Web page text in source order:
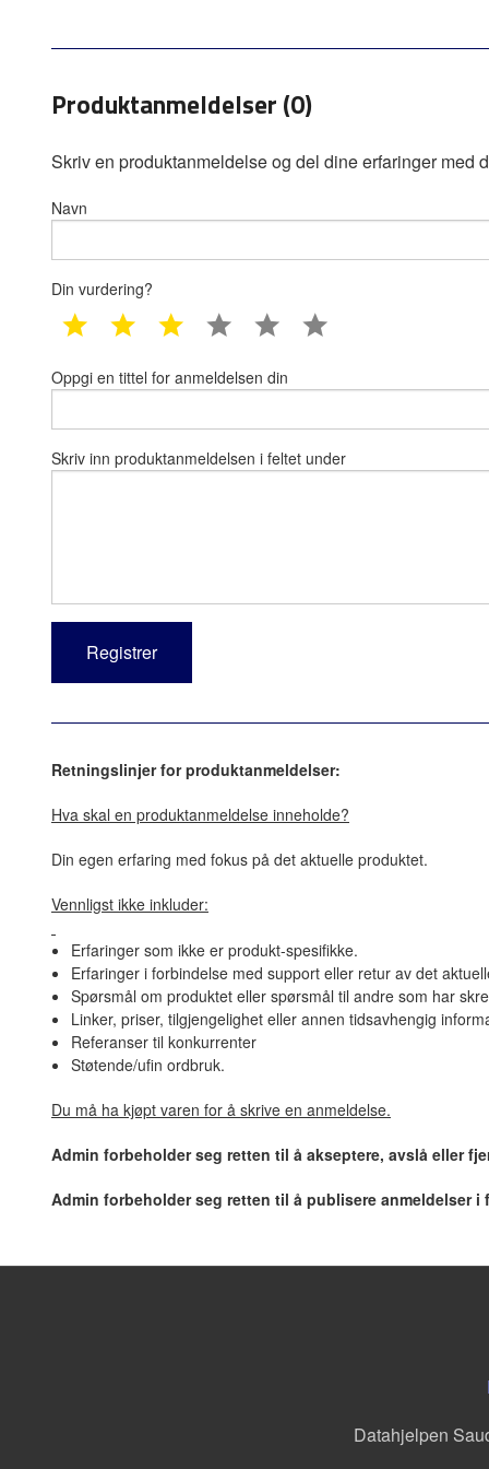
Produktanmeldelser (0)
Skriv en produktanmeldelse og del dine erfaringer med
Navn
Din vurdering?
1 star 2 star 3 star 4 star 5 star
Oppgi en tittel for anmeldelsen din
Skriv inn produktanmeldelsen i feltet under
Retningslinjer for produktanmeldelser:
Hva skal en produktanmeldelse inneholde?
Din egen erfaring med fokus på det aktuelle produktet.
Vennligst ikke inkluder:
Erfaringer som ikke er produkt-spesifikke.
Erfaringer i forbindelse med support eller retur av det
Spørsmål om produktet eller spørsmål til andre som har
Linker, priser, tilgjengelighet eller annen tidsavhengig
Referanser til konkurrenter
Støtende/ufin ordbruk.
Du må ha kjøpt varen for å skrive en anmeldelse.
Admin forbeholder seg retten til å akseptere, avslå eller
Admin forbeholder seg retten til å publisere anmeldelser i
Datahjelpen